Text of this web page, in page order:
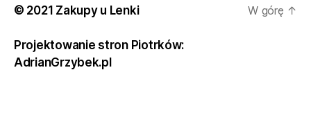
© 2021 Zakupy u Lenki
Projektowanie stron Piotrków:
AdrianGrzybek.pl
W górę ↑